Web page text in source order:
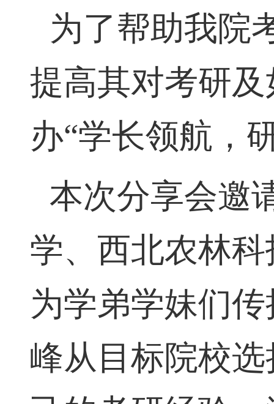
为了帮助我院
提高其对考研
办“学长领航，
本次分享会邀
学、西北农林
为学弟学妹们
峰从目标院校